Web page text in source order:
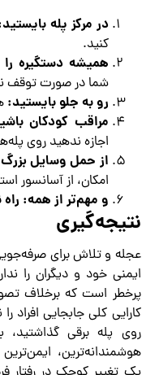
در مرکز پله
کنید.
همیشه دستگیره را
شما در صورت توقف
رو به جلو بایستید:
مراقب کودکان
اجازه ندهید روی
از حمل وسایل
امکان، از آسانسور
و مهم‌تر از همه:
نتیجه‌گیری
عجله و تلاش برای
ایمنی خود و دیگران را
پرخطر است که برخلاف
کارایی کلی جابجایی
روی پله برقی گذاشتید،
هوشمندانه‌ترین،